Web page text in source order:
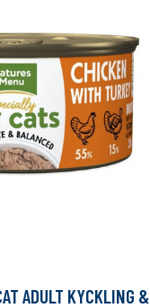
ADULT KYCKLING &